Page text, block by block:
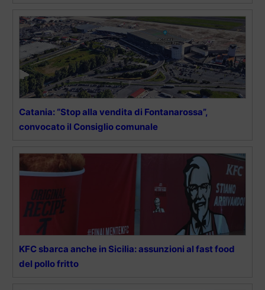
Catania: “Stop alla vendita di Fontanarossa”,
convocato il Consiglio comunale
KFC sbarca anche in Sicilia: assunzioni al fast food
del pollo fritto